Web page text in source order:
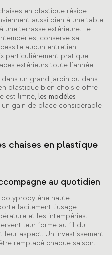
en plastique réside
aussi bien à une table
une terrasse extérieure. Le
conserve sa
aucun entretien
particulièrement pratique
extérieurs toute l'année.
un grand jardin ou dans
plastique bien choisie offre
est limité, les modèles
un gain de place considérable
chaises en plastique
au quotidien
polypropylène haute
facilement l'usage
et les intempéries.
leur forme au fil du
aspect. Un investissement
remplacé chaque saison.